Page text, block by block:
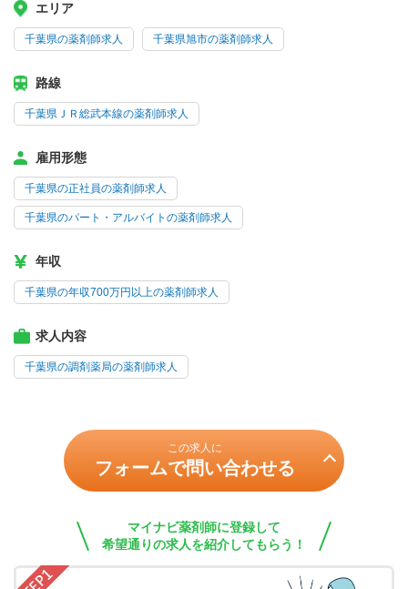
エリア
千葉県の薬剤師求人 千葉県旭市の薬剤師求人
路線
千葉県ＪＲ総武本線の薬剤師求人
雇用形態
千葉県の正社員の薬剤師求人
千葉県のパート・アルバイトの薬剤師求人
年収
千葉県の年収700万円以上の薬剤師求人
求人内容
千葉県の調剤薬局の薬剤師求人
この求人に
フォームで問い合わせる
マイナビ薬剤師に登録して
希望通りの求人を紹介してもらう！